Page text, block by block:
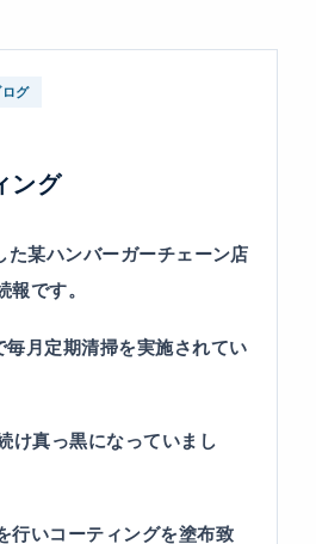
グ
ング
た某ハンバーガーチェーン店
報です。
月定期清掃を実施されてい
け真っ黒になっていまし
行いコーティングを塗布致